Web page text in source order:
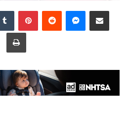
Tumblr PinterestReddit Messenger
Share via Email
Print